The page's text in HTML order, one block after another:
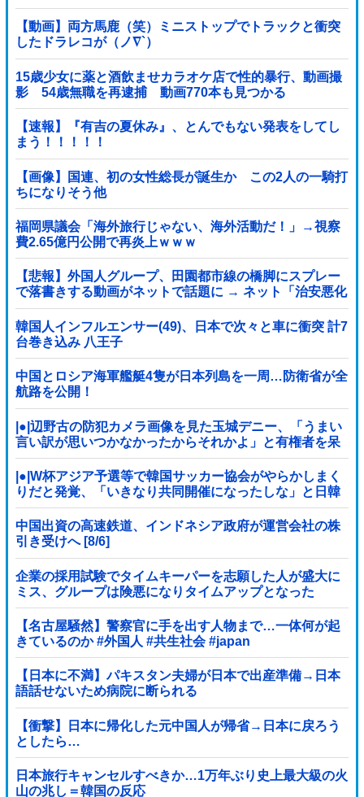
【動画】両方馬鹿（笑）ミニストップでトラックと衝突
したドラレコが（ノ∇`）
15歳少女に薬と酒飲ませカラオケ店で性的暴行、動画撮
影 54歳無職を再逮捕 動画770本も見つかる
【速報】『有吉の夏休み』、とんでもない発表をしてし
まう！！！！！
【画像】国連、初の女性総長が誕生か この2人の一騎打
ちになりそう他
福岡県議会「海外旅行じゃない、海外活動だ！」→視察
費2.65億円公開で再炎上ｗｗｗ
【悲報】外国人グループ、田園都市線の橋脚にスプレー
で落書きする動画がネットで話題に → ネット「治安悪化
の始まり」
韓国人インフルエンサー(49)、日本で次々と車に衝突 計7
台巻き込み 八王子
中国とロシア海軍艦艇4隻が日本列島を一周…防衛省が全
航路を公開！
|●|辺野古の防犯カメラ画像を見た玉城デニー、「うまい
言い訳が思いつかなかったからそれかよ」と有権者を呆
れさせるコメントを……
|●|W杯アジア予選等で韓国サッカー協会がやらかしまく
りだと発覚、「いきなり共同開催になったしな」と日韓
共催の件に言及する声も……
中国出資の高速鉄道、インドネシア政府が運営会社の株
引き受けへ [8/6]
企業の採用試験でタイムキーパーを志願した人が盛大に
ミス、グループは険悪になりタイムアップとなった
が……
【名古屋騒然】警察官に手を出す人物まで…一体何が起
きているのか #外国人 #共生社会 #japan
【日本に不満】パキスタン夫婦が日本で出産準備→日本
語話せないため病院に断られる
【衝撃】日本に帰化した元中国人が帰省→日本に戻ろう
としたら…
日本旅行キャンセルすべきか…1万年ぶり史上最大級の火
山の兆し＝韓国の反応